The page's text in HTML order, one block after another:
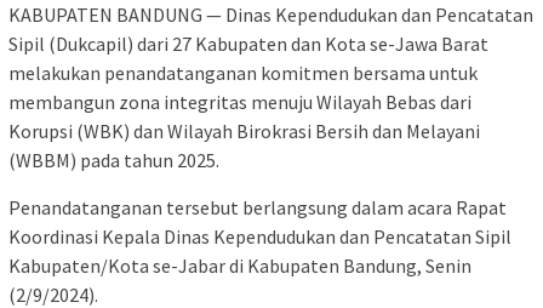
KABUPATEN BANDUNG — Dinas Kependudukan dan Pencatatan
Sipil (Dukcapil) dari 27 Kabupaten dan Kota se-Jawa Barat
melakukan penandatanganan komitmen bersama untuk
membangun zona integritas menuju Wilayah Bebas dari
Korupsi (WBK) dan Wilayah Birokrasi Bersih dan Melayani
(WBBM) pada tahun 2025.
Penandatanganan tersebut berlangsung dalam acara Rapat
Koordinasi Kepala Dinas Kependudukan dan Pencatatan Sipil
Kabupaten/Kota se-Jabar di Kabupaten Bandung, Senin
(2/9/2024).